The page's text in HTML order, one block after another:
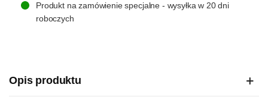
Produkt na zamówienie specjalne - wysyłka w 20 dni
roboczych
Opis produktu